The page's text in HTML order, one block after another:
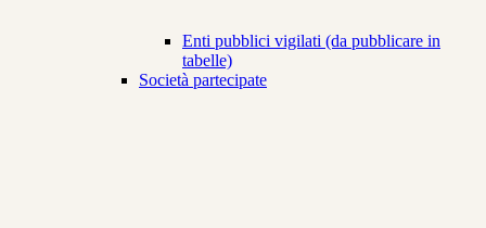
Enti pubblici vigilati (da pubblicare in
tabelle)
Società partecipate